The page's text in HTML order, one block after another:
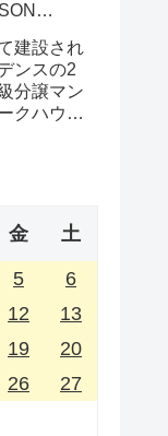
月
建設され
ンスの2
分譲マン
クハウス
金 土
5
6
12
13
19
20
26
27